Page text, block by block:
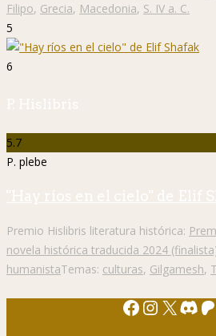
Filipo, Grecia, Macedonia, S. IV a. C.
5
6
P. Hislibris
5.7
P. plebe
"Hay ríos en el cielo" de Elif
Premio Hislibris literatura histórica:
novela histórica traducida 2024
humanistaTemas: culturas, Gilgamesh,
Facebook
X